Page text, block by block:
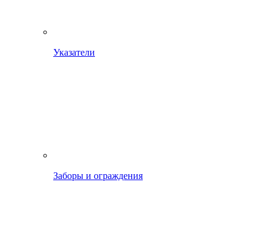
Указатели
Заборы и ограждения